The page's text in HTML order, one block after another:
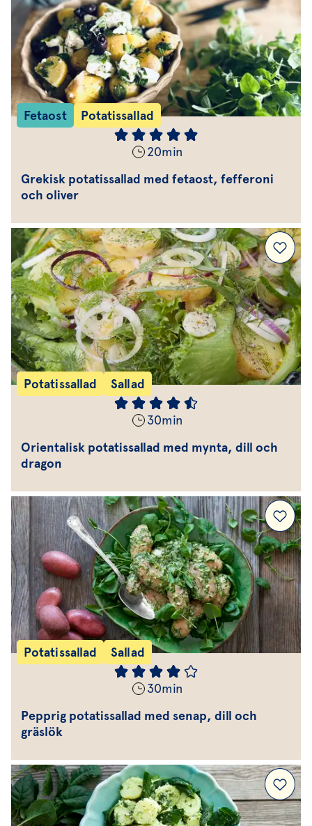
Fetaost Potatissallad
20min
Grekisk potatissallad med fetaost, fefferoni
och oliver
Potatissallad Sallad
30min
Orientalisk potatissallad med mynta, dill och
dragon
Potatissallad Sallad
30min
Pepprig potatissallad med senap, dill och
gräslök